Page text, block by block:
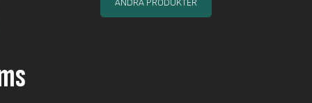
ANDRA PRODUKTER